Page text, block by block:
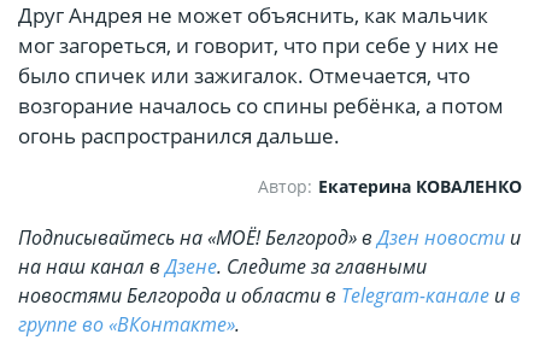
Друг Андрея не может объяснить, как мальчик
мог загореться, и говорит, что при себе у них не
было спичек или зажигалок. Отмечается, что
возгорание началось со спины ребёнка, а потом
огонь распространился дальше.
Автор: Екатерина КОВАЛЕНКО
Подписывайтесь на «МОЁ! Белгород» вДзен новости и
на наш канал вДзене. Cледите за главными
новостями Белгорода и области в Telegram-канале ив
группе во «ВКонтакте».